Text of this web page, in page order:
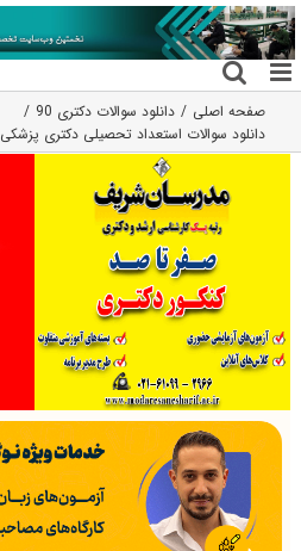
رفتن
به
محتوا
صفحه اصلی
دانلود سوالات دکتری 90
دانلود سوالات استعداد تحصیلی دکتری پزشکی 90